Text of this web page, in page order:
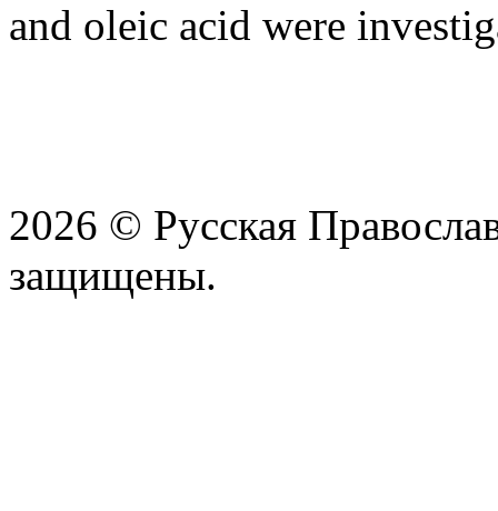
and oleic acid were
2026 © Русская
защищены.